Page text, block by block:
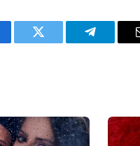
Twitter Telegram